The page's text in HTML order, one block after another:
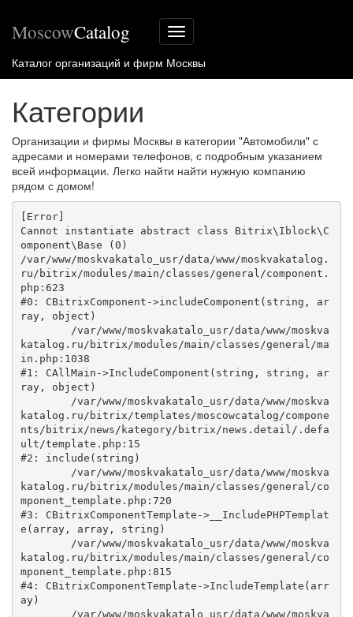
Меню
сайта
MoscowCatalog
Каталог организаций и фирм Москвы
Категории
Организации и фирмы Москвы в категории "Автомобили" с
адресами и номерами телефонов, с подробным указанием
всей информации. Легко найти найти нужную компанию
рядом с домом!
[Error]
Cannot instantiate abstract class Bitrix\Iblock\C
omponent\Base (0)
/var/www/moskvakatalo_usr/data/www/moskvakatalog.
ru/bitrix/modules/main/classes/general/component.
php:623
#0: CBitrixComponent->includeComponent(string, ar
ray, object)
katalog.ru/bitrix/modules/main/classes/general/ma
in.php:1038
#1: CAllMain->IncludeComponent(string, string, ar
ray, object)
katalog.ru/bitrix/templates/moscowcatalog/compone
nts/bitrix/news/kategory/bitrix/news.detail/.defa
ult/template.php:15
#2: include(string)
katalog.ru/bitrix/modules/main/classes/general/co
mponent_template.php:720
#3: CBitrixComponentTemplate->__IncludePHPTemplat
e(array, array, string)
katalog.ru/bitrix/modules/main/classes/general/co
mponent_template.php:815
#4: CBitrixComponentTemplate->IncludeTemplate(arr
ay)